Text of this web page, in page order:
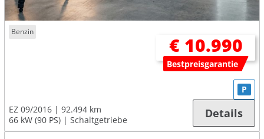
Benzin
€ 10.990
Bestpreisgarantie
EZ 09/2016
92.494 km
66 kW (90 PS)
Schaltgetriebe
P
Details